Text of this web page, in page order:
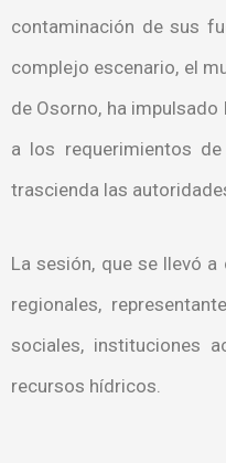
contaminación de sus
complejo escenario, el
de Osorno, ha
a los requerimientos
trascienda las
La sesión, que se llevó
regionales,
sociales, instituciones
recursos hídricos.